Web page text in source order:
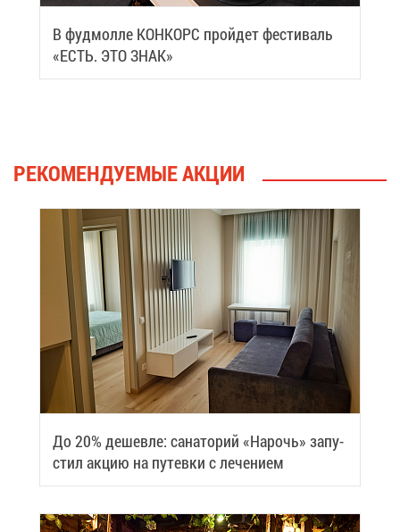
В фуд­мол­ле КОН­КОРС прой­дет фе­сти­валь
«ЕСТЬ. ЭТО ЗНАК»
РЕ­КО­МЕН­ДУ­Е­МЫЕ АК­ЦИИ
До 20% де­шев­ле: са­на­то­рий «На­рочь» за­пу­
стил ак­цию на пу­тев­ки с ле­че­ни­ем